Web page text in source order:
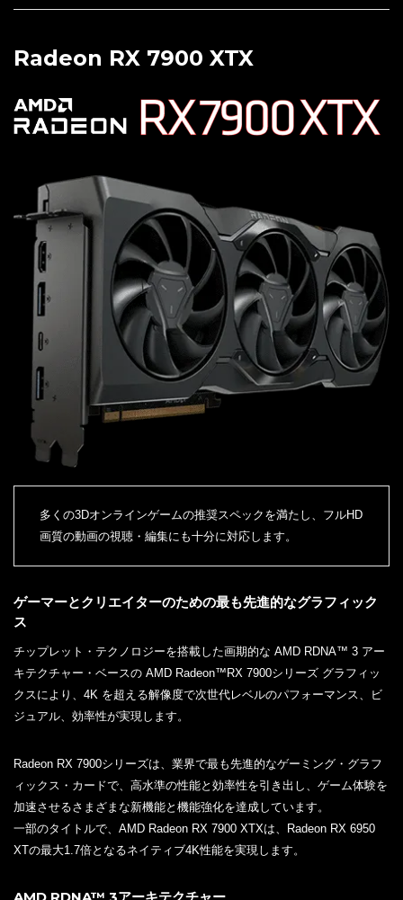
Radeon RX 7900 XTX
多くの3Dオンラインゲームの推奨スペックを満たし、フルHD
画質の動画の視聴・編集にも十分に対応します。
ゲーマーとクリエイターのための最も先進的なグラフィック
ス
チップレット・テクノロジーを搭載した画期的な AMD RDNA™ 3 アー
キテクチャー・ベースの AMD Radeon™RX 7900シリーズ グラフィッ
クスにより、4K を超える解像度で次世代レベルのパフォーマンス、ビ
ジュアル、効率性が実現します。
Radeon RX 7900シリーズは、業界で最も先進的なゲーミング・グラフ
ィックス・カードで、高水準の性能と効率性を引き出し、ゲーム体験を
加速させるさまざまな新機能と機能強化を達成しています。
一部のタイトルで、AMD Radeon RX 7900 XTXは、Radeon RX 6950
XTの最大1.7倍となるネイティブ4K性能を実現します。